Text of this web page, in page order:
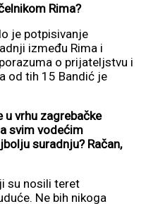
Rima?
je potpisivanje
između Rima i
o prijateljstvu i
od tih 15 Bandić je
vrhu zagrebačke
svim vodećim
suradnju? Račan,
su nosili teret
Ne bih nikoga